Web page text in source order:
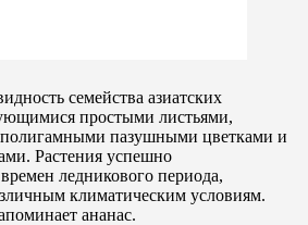
семейства азиатских
простыми листьями,
пазушными цветками и
Растения успешно
ледникового периода,
климатическим условиям.
ананас.